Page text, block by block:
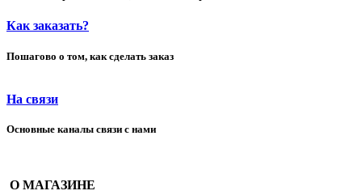
Как заказать?
Пошагово о том, как сделать заказ
На связи
Основные каналы связи с нами
О МАГАЗИНЕ